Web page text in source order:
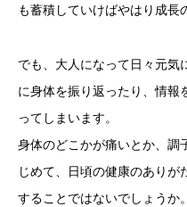
も蓄積していけばやはり成長
でも、大人になって日々元気
に身体を振り返ったり、情報
ってしまいます。
身体のどこかが痛いとか、調
じめて、日頃の健康のあり
することではないでしょうか。